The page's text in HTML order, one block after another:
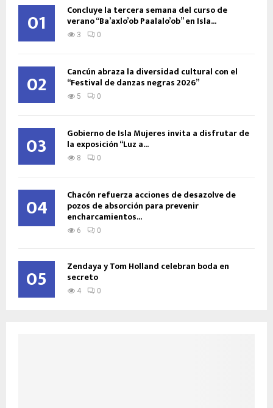
01 Concluye la tercera semana del curso de
verano “Ba’axlo’ob Paalalo’ob” en Isla...
3 0
02 Cancún abraza la diversidad cultural con el
“Festival de danzas negras 2026”
5 0
03 Gobierno de Isla Mujeres invita a disfrutar de
la exposición “Luz a...
8 0
04 Chacón refuerza acciones de desazolve de
pozos de absorción para prevenir
encharcamientos...
6 0
05 Zendaya y Tom Holland celebran boda en
secreto
4 0